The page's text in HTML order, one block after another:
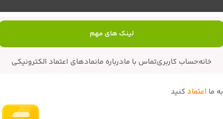
لینک های مهم
خانهحساب کاربریتماس با مادرباره مانمادهای اعتماد الکترونیکی
به ما اعتماد کنید